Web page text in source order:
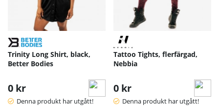
Trinity Long Shirt, black,
Better Bodies
0 kr
Denna produkt har utgått!
Tattoo Tights, flerfärgad,
Nebbia
0 kr
Denna produkt har utgått!